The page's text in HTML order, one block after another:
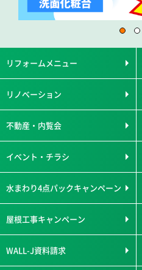
リフォームメニュー
リノベーション
不動産・内覧会
イベント・チラシ
水まわり4点パックキャンペーン
屋根工事キャンペーン
WALL-J資料請求